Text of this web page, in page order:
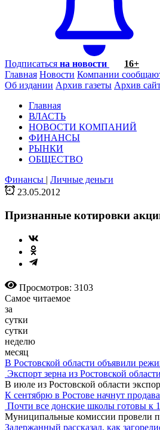
Подписаться на новости
16+
Главная Новости Компании
Об издании Архив газеты Архив
Главная
ВЛАСТЬ
НОВОСТИ КОМПАНИЙ
ФИНАНСЫ
РЫНКИ
ОБЩЕСТВО
Финансы | Личные деньги
23.05.2012
Признанные котировки
Просмотров: 3103
Самое читаемое
за
сутки
сутки
неделю
месяц
В Ростовской области объявили
Экспорт зерна из Ростовской
В июле из Ростовской области
К сентябрю в Ростове начнут
Почти все донские школы готовы к
Муниципальные комиссии провели
Задержанный рассказал, как